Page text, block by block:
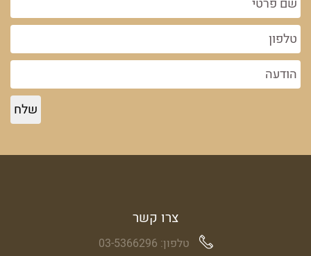
צרו קשר
טלפון: 03-5366296